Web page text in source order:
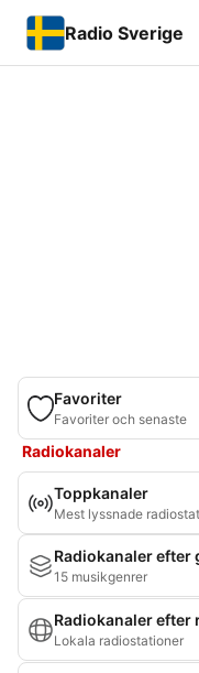
Radio Sverige
Favoriter
Favoriter och senaste
Radiokanaler
Toppkanaler
Mest lyssnade
Radiokanaler efter
15 musikgenrer
Radiokanaler efter
Lokala radiostationer